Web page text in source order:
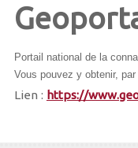
Portail national de la
Vous pouvez y obtenir,
Lien : https://